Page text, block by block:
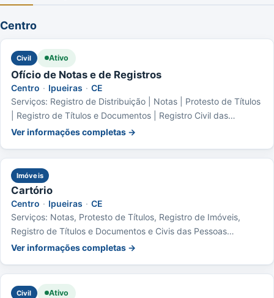
Centro
Civil Ativo
Ofício de Notas e de Registros
Centro · Ipueiras · CE
Serviços: Registro de Distribuição | Notas | Protesto de Títulos
| Registro de Títulos e Documentos | Registro Civil das
Pessoas Jurídicas | Registro Civil das Pessoas Naturais |
Ver informações completas →
Imóveis
Cartório
Centro · Ipueiras · CE
Serviços: Notas, Protesto de Títulos, Registro de Imóveis,
Registro de Títulos e Documentos e Civis das Pessoas
Jurídicas
Ver informações completas →
Civil Ativo